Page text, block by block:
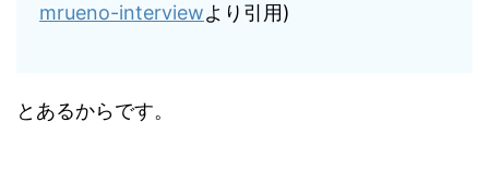
mrueno-interviewより引用)
とあるからです。